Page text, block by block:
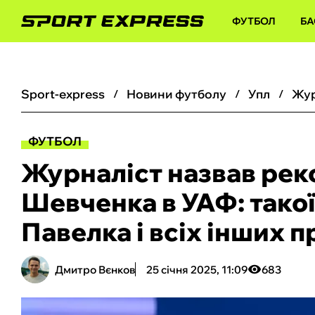
ФУТБОЛ
sport-express новини футболу упл
ФУТБОЛ
Журналіст назвав
Шевченка в УАФ:
Павелка і всіх інших
Дмитро Вєнков 25 січня 2025, 11:09 683